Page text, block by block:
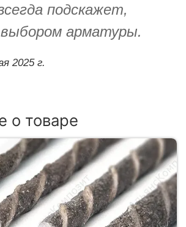
подскажет,
арматуры.
2025 г.
о товаре